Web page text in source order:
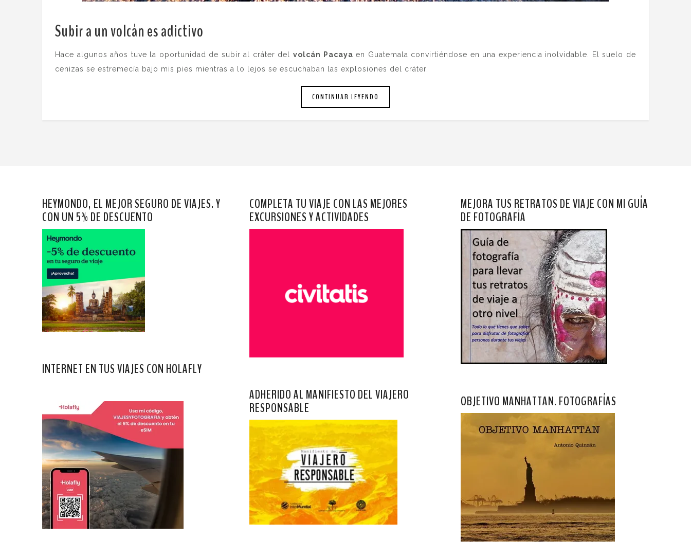
Subir a un volcán es adictivo
Hace algunos años tuve la oportunidad de subir al cráter del volcán Pacaya en Guatemala convirtiéndose en una experiencia inolvidable. El suelo de
cenizas se estremecía bajo mis pies mientras a lo lejos se escuchaban las explosiones del cráter.
CONTINUAR LEYENDO
HEYMONDO, EL MEJOR SEGURO DE VIAJES. Y
CON UN 5% DE DESCUENTO
INTERNET EN TUS VIAJES CON HOLAFLY
COMPLETA TU VIAJE CON LAS MEJORES
EXCURSIONES Y ACTIVIDADES
ADHERIDO AL MANIFIESTO DEL VIAJERO
RESPONSABLE
MEJORA TUS RETRATOS DE VIAJE CON MI GUÍA
DE FOTOGRAFÍA
OBJETIVO MANHATTAN. FOTOGRAFÍAS